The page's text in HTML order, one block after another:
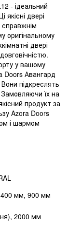
- ідеальний
якісні двері
справжнім
оригінальному
двері
у вашому
Doors Авангард
підкреслять
їх на
продукт за
Azora Doors
і шармом
мм, 900 мм
2000 мм